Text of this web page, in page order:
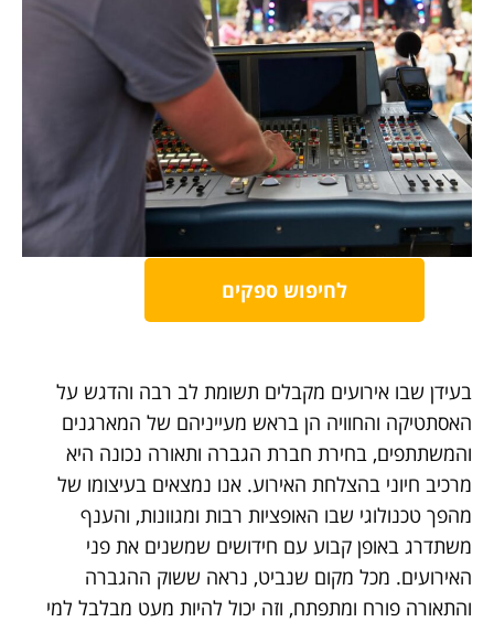
לחיפוש ספקים
בעידן שבו אירועים מקבלים תשומת לב רבה והדגש על
האסתטיקה והחוויה הן בראש מעייניהם של המארגנים
והמשתתפים, בחירת חברת הגברה ותאורה נכונה היא
מרכיב חיוני בהצלחת האירוע. אנו נמצאים בעיצומו של
מהפך טכנולוגי שבו האופציות רבות ומגוונות, והענף
משתדרג באופן קבוע עם חידושים שמשנים את פני
האירועים. מכל מקום שנביט, נראה ששוק ההגברה
והתאורה פורח ומתפתח, וזה יכול להיות מעט מבלבל למי